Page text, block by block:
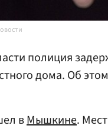
полиция
дома. Об этом
вМышкине.